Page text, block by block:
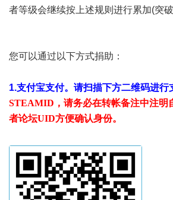
者等级会继续按上述规则进行累加(突破
您可以通过以下方式捐助：
1.支付宝支付。 请扫描下方二维码进行
STEAMID， 请务必在转帐备注中注
者论坛UID方便确认身份。